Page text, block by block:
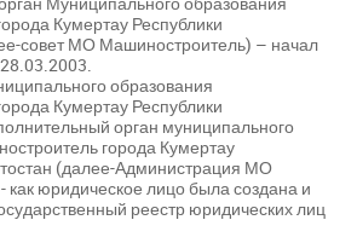
Кумертау Республики
совет МО Машиностроитель) – начал
образования
Кумертау Республики
орган муниципального
города Кумертау
(далее-Администрация МО
юридическое лицо была создана и
реестр юридических лиц